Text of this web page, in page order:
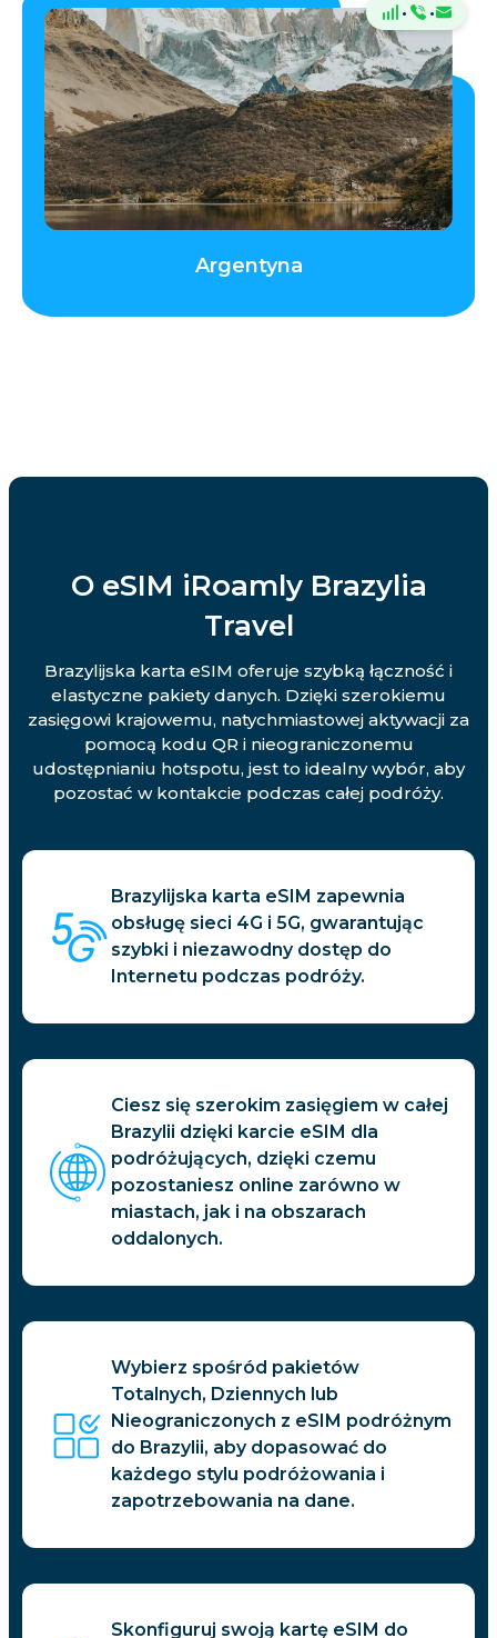
· ·
Argentyna
O eSIM iRoamly Brazylia
Travel
Brazylijska karta eSIM oferuje szybką łączność i
elastyczne pakiety danych. Dzięki szerokiemu
zasięgowi krajowemu, natychmiastowej aktywacji za
pomocą kodu QR i nieograniczonemu
udostępnianiu hotspotu, jest to idealny wybór, aby
pozostać w kontakcie podczas całej podróży.
Brazylijska karta eSIM zapewnia
obsługę sieci 4G i 5G, gwarantując
szybki i niezawodny dostęp do
Internetu podczas podróży.
Ciesz się szerokim zasięgiem w całej
Brazylii dzięki karcie eSIM dla
podróżujących, dzięki czemu
pozostaniesz online zarówno w
miastach, jak i na obszarach
oddalonych.
Wybierz spośród pakietów
Totalnych, Dziennych lub
Nieograniczonych z eSIM podróżnym
do Brazylii, aby dopasować do
każdego stylu podróżowania i
zapotrzebowania na dane.
Skonfiguruj swoją kartę eSIM do